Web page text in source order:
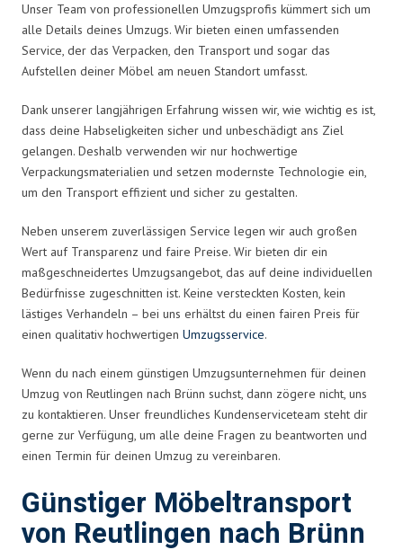
Unser Team von professionellen Umzugsprofis kümmert sich um
alle Details deines Umzugs. Wir bieten einen umfassenden
Service, der das Verpacken, den Transport und sogar das
Aufstellen deiner Möbel am neuen Standort umfasst.
Dank unserer langjährigen Erfahrung wissen wir, wie wichtig es ist,
dass deine Habseligkeiten sicher und unbeschädigt ans Ziel
gelangen. Deshalb verwenden wir nur hochwertige
Verpackungsmaterialien und setzen modernste Technologie ein,
um den Transport effizient und sicher zu gestalten.
Neben unserem zuverlässigen Service legen wir auch großen
Wert auf Transparenz und faire Preise. Wir bieten dir ein
maßgeschneidertes Umzugsangebot, das auf deine individuellen
Bedürfnisse zugeschnitten ist. Keine versteckten Kosten, kein
lästiges Verhandeln – bei uns erhältst du einen fairen Preis für
einen qualitativ hochwertigen Umzugsservice.
Wenn du nach einem günstigen Umzugsunternehmen für deinen
Umzug von Reutlingen nach Brünn suchst, dann zögere nicht, uns
zu kontaktieren. Unser freundliches Kundenserviceteam steht dir
gerne zur Verfügung, um alle deine Fragen zu beantworten und
einen Termin für deinen Umzug zu vereinbaren.
Günstiger Möbeltransport
von Reutlingen nach Brünn